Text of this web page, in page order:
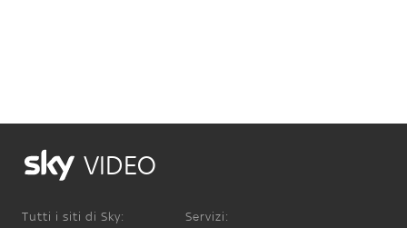
VIDEO
Tutti i siti di Sky: Servizi: